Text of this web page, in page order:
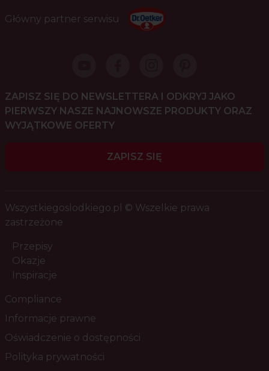
Główny partner serwisu
ZAPISZ SIĘ DO NEWSLETTERA I ODKRYJ JAKO
PIERWSZY NASZE NAJNOWSZE PRODUKTY ORAZ
WYJĄTKOWE OFERTY
ZAPISZ SIĘ
Wszystkiegoslodkiego.pl © Wszelkie prawa
zastrzeżone
Przepisy
Okazje
Inspiracje
Compliance
Informacje prawne
Oświadczenie o dostępności
Polityka prywatności